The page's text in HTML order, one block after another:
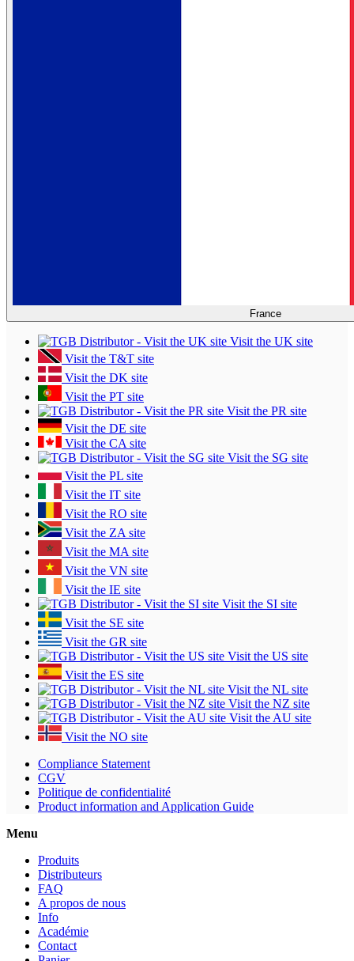
France
Visit the UK site
Visit the T&T site
Visit the DK site
Visit the PT site
Visit the PR site
Visit the DE site
Visit the CA site
Visit the SG site
Visit the PL site
Visit the IT site
Visit the RO site
Visit the ZA site
Visit the MA site
Visit the VN site
Visit the IE site
Visit the SI site
Visit the SE site
Visit the GR site
Visit the US site
Visit the ES site
Visit the NL site
Visit the NZ site
Visit the AU site
Visit the NO site
Compliance Statement
CGV
Politique de confidentialité
Product information and Application Guide
Menu
Produits
Distributeurs
FAQ
A propos de nous
Info
Académie
Contact